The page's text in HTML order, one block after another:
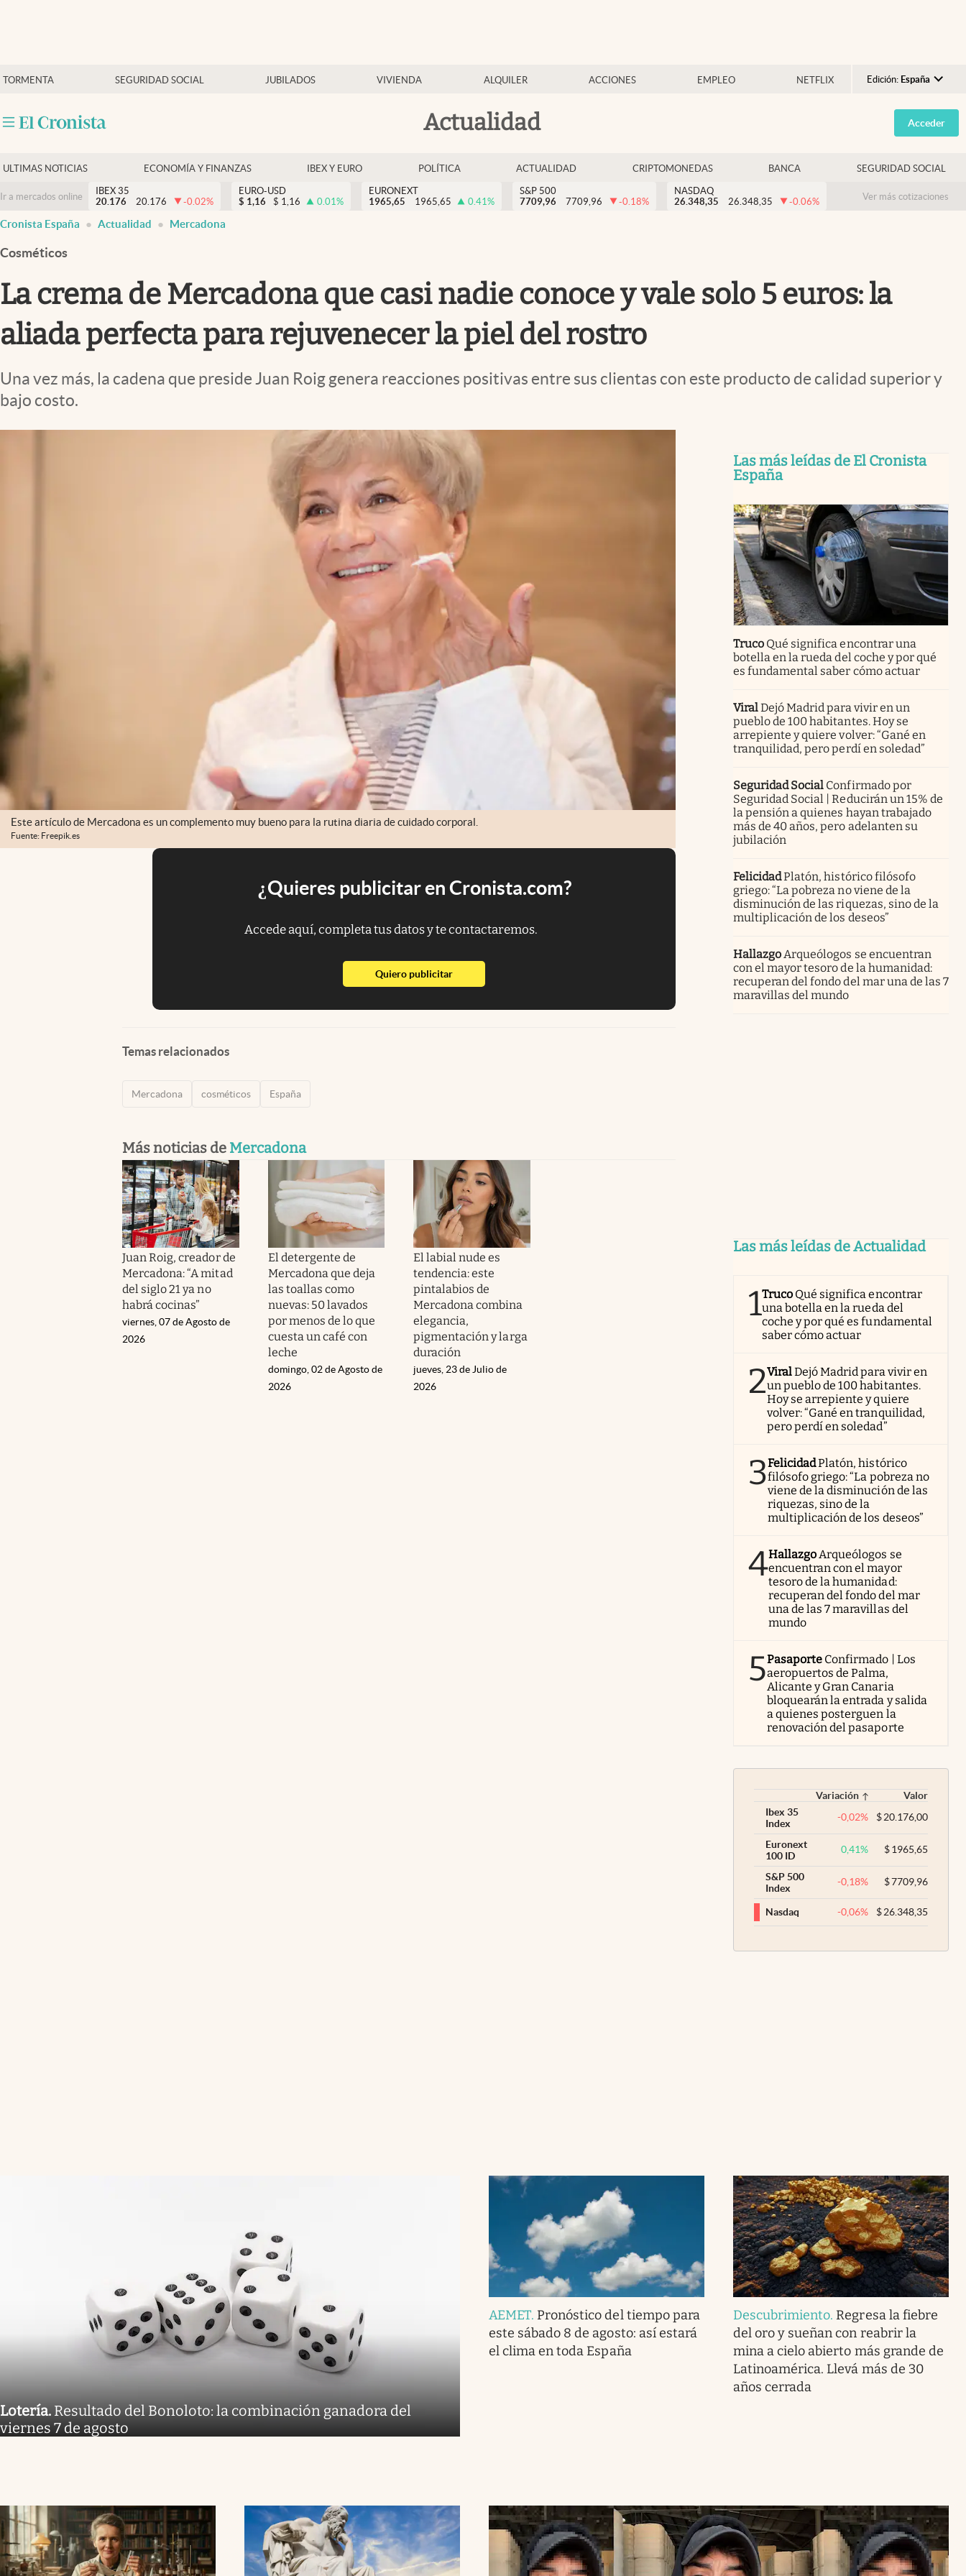
TORMENTA SEGURIDAD SOCIAL JUBILADOS VIVIENDA ALQUILER ACCIONES EMPLEO NETFLIX Edición: España
Argentina
España
USA
Colombia
Actualidad
Economía y finanzas
Criptomonedas
Acceder
ULTIMAS NOTICIAS ECONOMÍA Y FINANZAS IBEX Y EURO POLÍTICA ACTUALIDAD CRIPTOMONEDAS BANCA SEGURIDAD SOCIAL
Ir a mercados online
IBEX 35
20.176
20.176 -0.02%
EURO-USD
$ 1,16 $ 1,16 0.01%
EURONEXT
1965,65
1965,65 0.41%
S&P 500
7709,96
7709,96 -0.18%
NASDAQ
26.348,35
26.348,35 -0.06% Ver más cotizaciones
Cronista España Actualidad Mercadona
Cosméticos
La crema de Mercadona que casi nadie conoce y vale solo 5 euros: la
aliada perfecta para rejuvenecer la piel del rostro
Una vez más, la cadena que preside Juan Roig genera reacciones positivas entre sus clientas con este producto de calidad superior y
bajo costo.
Este artículo de Mercadona es un complemento muy bueno para la rutina diaria de cuidado corporal.
Fuente: Freepik.es
¿Quieres publicitar en Cronista.com?
Accede aquí, completa tus datos y te contactaremos.
Quiero publicitarabre en nueva pestaña
Temas relacionados
Mercadona cosméticos España
Más noticias de Mercadona
Juan Roig, creador de
Mercadona: “A mitad
del siglo 21 ya no
habrá cocinas”
viernes, 07 de Agosto de
2026
El detergente de
Mercadona que deja
las toallas como
nuevas: 50 lavados
por menos de lo que
cuesta un café con
leche
domingo, 02 de Agosto de
2026
El labial nude es
tendencia: este
pintalabios de
Mercadona combina
elegancia,
pigmentación y larga
duración
jueves, 23 de Julio de
2026
Las más leídas de El Cronista
España
Truco Qué significa encontrar una
botella en la rueda del coche y por qué
es fundamental saber cómo actuar
ViralDejó Madrid para vivir en un
pueblo de 100 habitantes. Hoy se
arrepiente y quiere volver: “Gané en
tranquilidad, pero perdí en soledad”
Seguridad Social Confirmado por
Seguridad Social | Reducirán un 15% de
la pensión a quienes hayan trabajado
más de 40 años, pero adelanten su
jubilación
FelicidadPlatón, histórico filósofo
griego: “La pobreza no viene de la
disminución de las riquezas, sino de la
multiplicación de los deseos”
HallazgoArqueólogos se encuentran
con el mayor tesoro de la humanidad:
recuperan del fondo del mar una de las 7
maravillas del mundo
Las más leídas de Actualidad
1Truco Qué significa encontrar
una botella en la rueda del
coche y por qué es fundamental
saber cómo actuar
2ViralDejó Madrid para vivir en
un pueblo de 100 habitantes.
Hoy se arrepiente y quiere
volver: “Gané en tranquilidad,
pero perdí en soledad”
3FelicidadPlatón, histórico
filósofo griego: “La pobreza no
viene de la disminución de las
riquezas, sino de la
multiplicación de los deseos”
4HallazgoArqueólogos se
encuentran con el mayor
tesoro de la humanidad:
recuperan del fondo del mar
una de las 7 maravillas del
mundo
5Pasaporte Confirmado | Los
aeropuertos de Palma,
Alicante y Gran Canaria
bloquearán la entrada y salida
a quienes posterguen la
renovación del pasaporte
Variación
Valor
Ibex 35
Index
-0,02% $20.176,00
Euronext
100 ID
0,41% $1965,65
S&P 500
Index
-0,18% $7709,96
Nasdaq -0,06% $26.348,35
Lotería. Resultado del Bonoloto: la combinación ganadora del
viernes 7 de agosto
AEMET. Pronóstico del tiempo para
este sábado 8 de agosto: así estará
el clima en toda España
Descubrimiento. Regresa la fiebre
del oro y sueñan con reabrir la
mina a cielo abierto más grande de
Latinoamérica. Llevá más de 30
años cerrada